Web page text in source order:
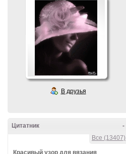
В друзья
-
Цитатник
Все (13407)
Красивый узор для вязания